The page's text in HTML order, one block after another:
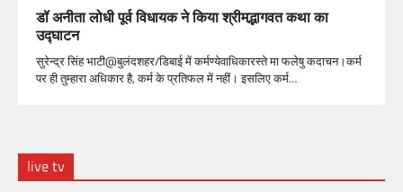
डॉ अनीता लोधी पूर्व विधायक ने किया श्रीमद्भागवत कथा का
उद्घाटन
सुरेन्द्र सिंह भाटी@बुलंदशहर/डिबाई में कर्मण्येवाधिकारस्ते मा फलेषु कदाचन।कर्म
पर ही तुम्हारा अधिकार है, कर्म के प्रतिफल में नहीं। इसलिए कर्म…
live tv